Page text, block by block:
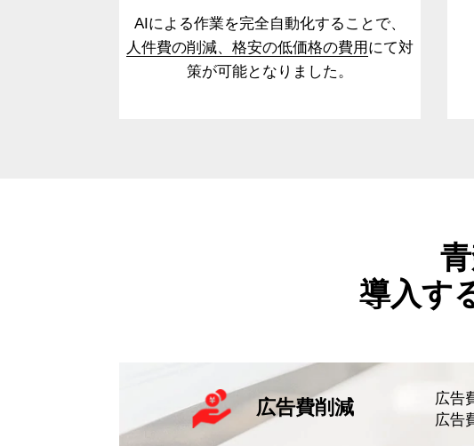
AIによる作業を完全自動化することで、
人件費の削減、格安の低価格の費用にて対
策が可能となりました。
導入す
広告費削減
広告
広告